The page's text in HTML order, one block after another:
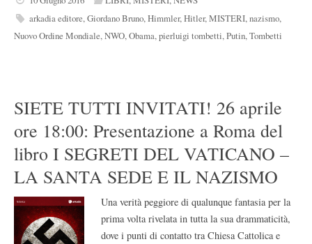
arkadia editore,Giordano Bruno,Himmler,Hitler,MISTERI,nazismo,
Nuovo Ordine Mondiale,NWO,Obama,pierluigi tombetti,Putin,Tombetti
SIETE TUTTI INVITATI! 26 aprile
ore 18:00: Presentazione a Roma del
libro I SEGRETI DEL VATICANO –
LA SANTA SEDE E IL NAZISMO
Una verità peggiore di qualunque fantasia per la
prima volta rivelata in tutta la sua drammaticità,
dove i punti di contatto tra Chiesa Cattolica e